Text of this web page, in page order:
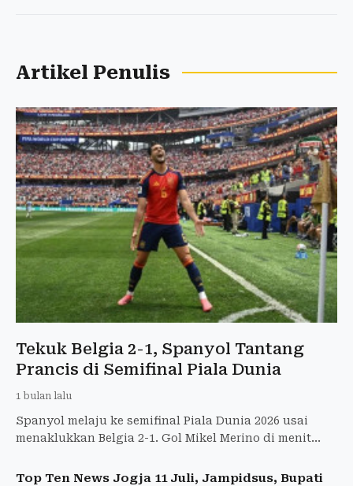
Artikel Penulis
Tekuk Belgia 2-1, Spanyol Tantang
Prancis di Semifinal Piala Dunia
1 bulan lalu
Spanyol melaju ke semifinal Piala Dunia 2026 usai
menaklukkan Belgia 2-1. Gol Mikel Merino di menit
Top Ten News Jogja 11 Juli, Jampidsus, Bupati